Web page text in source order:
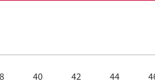
40 42 44